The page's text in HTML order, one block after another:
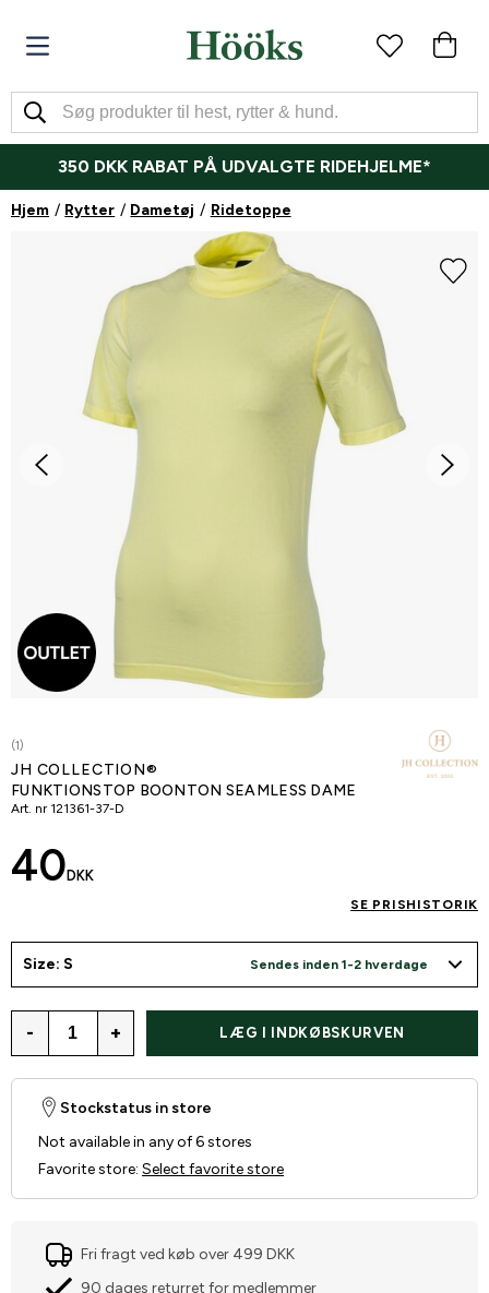
350 DKK RABAT PÅ UDVALGTE RIDEHJELME*
Hjem Rytter Dametøj Ridetoppe
(1)
JH COLLECTION®
FUNKTIONSTOP BOONTON SEAMLESS DAME
Art. nr 121361-37-D
40 DKK
SE PRISHISTORIK
Size: S Sendes inden 1-2 hverdage
- + LÆG I INDKØBSKURVEN
Stockstatus in store
Not available in any of 6 stores
Favorite store: Select favorite store
Fri fragt ved køb over 499 DKK
90 dages returret for medlemmer